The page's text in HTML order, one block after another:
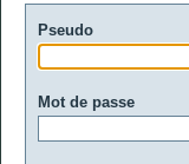
Pseudo
Mot de passe